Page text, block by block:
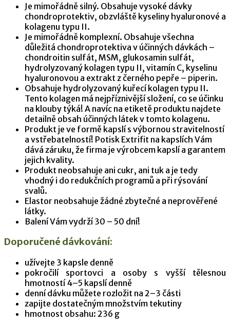
Je mimořádně silný. Obsahuje vysoké dávky
chondroprotektiv, obzvláště kyseliny hyaluronové a
kolagenu typu II.
Je mimořádně komplexní. Obsahuje všechna
důležitá chondroprotektiva v účinných dávkách –
chondroitin sulfát, MSM, glukosamin sulfát,
hydrolyzovaný kolagen typu II, vitamín C, kyselinu
hyaluronovou a extrakt z černého pepře – piperin.
Obsahuje hydrolyzovaný kuřecí kolagen typu II.
Tento kolagen má nejpříznivější složení, co se účinku
na klouby týká! A navíc na etiketě produktu najdete
detailně obsah účinných látek v tomto kolagenu.
Produkt je ve formě kapslí s výbornou stravitelností
a vstřebatelností! Potisk Extrifit na kapslích Vám
dává záruku, že firma je výrobcem kapslí a garantem
jejich kvality.
Produkt neobsahuje ani cukr, ani tuk a je tedy
vhodný i do redukčních programů a při rýsování
svalů.
Elastor neobsahuje žádné zbytečné a neprověřené
látky.
Balení Vám vydrží 30 – 50 dní!
Doporučené dávkování:
užívejte 3 kapsle denně
pokročilí sportovci a osoby s vyšší tělesnou
hmotností 4–5 kapslí denně
denní dávku můžete rozložit na 2–3 části
zapijte dostatečným množstvím tekutiny
hmotnost obsahu: 236 g